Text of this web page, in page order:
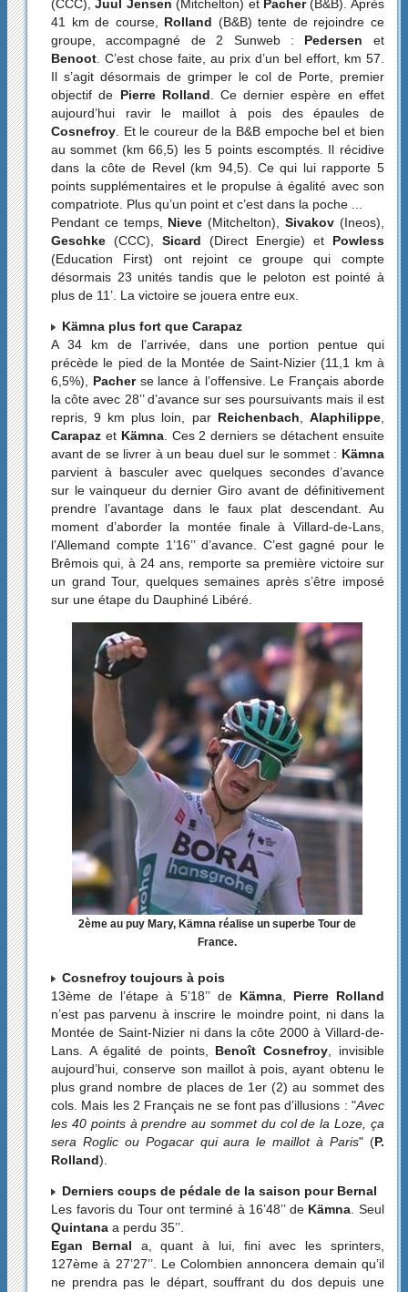
(CCC),Juul Jensen (Mitchelton) et Pacher(B&B). Après
41 km de course, Rolland (B&B) tente de rejoindre ce
groupe, accompagné de 2 Sunweb : Pedersen et
Benoot . C’est chose faite, au prix d’un bel effort, km 57.
Il s’agit désormais de grimper le col de Porte, premier
objectif de Pierre Rolland . Ce dernier espère en effet
aujourd’hui ravir le maillot à pois des épaules de
Cosnefroy . Et le coureur de la B&B empoche bel et bien
au sommet (km 66,5) les 5 points escomptés. Il récidive
dans la côte de Revel (km 94,5). Ce qui lui rapporte 5
points supplémentaires et le propulse à égalité avec son
compatriote. Plus qu’un point et c’est dans la poche ...
Pendant ce temps, Nieve(Mitchelton),Sivakov (Ineos),
Geschke(CCC), Sicard (Direct Energie) et Powless
(Education First) ont rejoint ce groupe qui compte
désormais 23 unités tandis que le peloton est pointé à
plus de 11’. La victoire se jouera entre eux.
Kämna plus fort que Carapaz
A 34 km de l’arrivée, dans une portion pentue qui
précède le pied de la Montée de Saint-Nizier (11,1 km à
6,5%), Pacherse lance à l’offensive. Le Français aborde
la côte avec 28’’ d’avance sur ses poursuivants mais il est
repris, 9 km plus loin, par Reichenbach Alaphilippe,
Carapaz et Kämna. Ces 2 derniers se détachent ensuite
avant de se livrer à un beau duel sur le sommet : Kämna
parvient à basculer avec quelques secondes d’avance
sur le vainqueur du dernier Giro avant de définitivement
prendre l’avantage dans le faux plat descendant. Au
moment d’aborder la montée finale à Villard-de-Lans,
l’Allemand compte 1’16’’ d’avance. C’est gagné pour le
Brêmois qui, à 24 ans, remporte sa première victoire sur
un grand Tour, quelques semaines après s’être imposé
sur une étape du Dauphiné Libéré.
2ème au puy Mary, Kämna réalise un superbe Tour de
France.
Cosnefroy toujours à pois
13ème de l’étape à 5’18’’ de Kämna, Pierre Rolland
n’est pas parvenu à inscrire le moindre point, ni dans la
Montée de Saint-Nizier ni dans la côte 2000 à Villard-de-
Lans. A égalité de points, Benoît Cosnefroy , invisible
aujourd’hui, conserve son maillot à pois, ayant obtenu le
plus grand nombre de places de 1er (2) au sommet des
cols. Mais les 2 Français ne se font pas d’illusions : "Avec
les 40 points à prendre au sommet du col de la Loze, ça
sera Roglic ou Pogacar qui aura le maillot à Paris" (P.
Rolland).
Derniers coups de pédale de la saison pour Bernal
Les favoris du Tour ont terminé à 16’48’’ de Kämna. Seul
Quintana a perdu 35’’.
Egan Bernal a, quant à lui, fini avec les sprinters,
127ème à 27’27’’. Le Colombien annoncera demain qu’il
ne prendra pas le départ, souffrant du dos depuis une